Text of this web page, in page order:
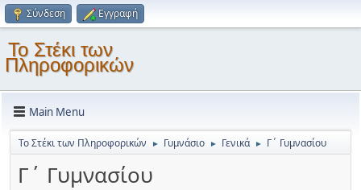
Σύνδεση Εγγραφή
Το Στέκι των
Πληροφορικών
Main Menu
Το Στέκι των Πληροφορικών ► Γυμνάσιο ► Γενικά ► Γ΄ Γυμνασίου
Γ΄ Γυμνασίου